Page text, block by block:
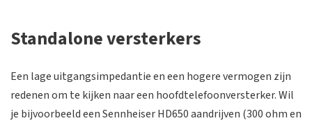
Standalone versterkers
Een lage uitgangsimpedantie en een hogere vermogen zijn
redenen om te kijken naar een hoofdtelefoonversterker. Wil
je bijvoorbeeld een Sennheiser HD650 aandrijven (300 ohm en